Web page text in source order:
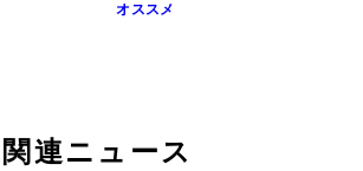
オススメ
関連ニュース